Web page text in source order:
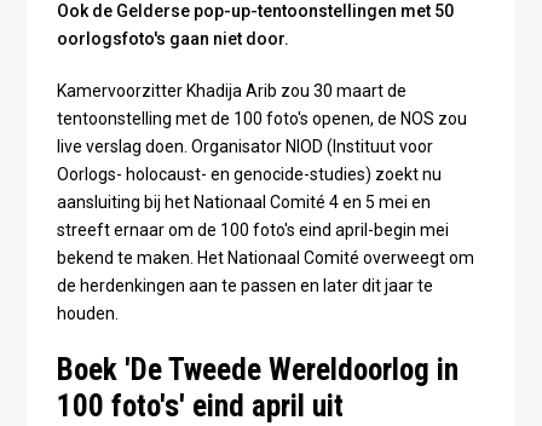
Ook de Gelderse pop-up-tentoonstellingen met 50
oorlogsfoto's gaan niet door.
Kamervoorzitter Khadija Arib zou 30 maart de
tentoonstelling met de 100 foto's openen, de NOS zou
live verslag doen. Organisator NIOD (Instituut voor
Oorlogs- holocaust- en genocide-studies) zoekt nu
aansluiting bij het Nationaal Comité 4 en 5 mei en
streeft ernaar om de 100 foto's eind april-begin mei
bekend te maken. Het Nationaal Comité overweegt om
de herdenkingen aan te passen en later dit jaar te
houden.
Boek 'De Tweede Wereldoorlog in
100 foto's' eind april uit